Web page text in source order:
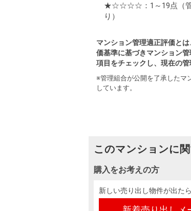
★☆☆☆☆：1～19点 （
り）
マンション管理適正評価と
価基準に基づきマンション
項目をチェックし、現在の
※管理組合が公開を了承したマ
しています。
このマンションに
購入をお考えの方
新しい売り出し物件が出たら